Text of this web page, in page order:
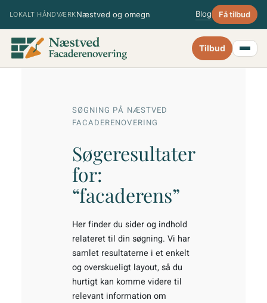
indhold
LOKALT HÅNDVÆRKNæstved og omegn Blog Få tilbud
Tilbud
SØGNING PÅ NÆSTVED
FACADERENOVERING
Søgeresultater
for:
“facaderens”
Her finder du sider og indhold
relateret til din søgning. Vi har
samlet resultaterne i et enkelt
og overskueligt layout, så du
hurtigt kan komme videre til
relevant information om